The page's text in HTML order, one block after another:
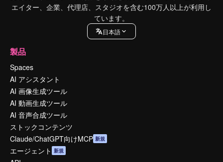
エイター、企業、代理店、スタジオを含む100万人以上が利用し
ています。
日本語
製品
Spaces
AI アシスタント
AI 画像生成ツール
AI 動画生成ツール
AI 音声合成ツール
ストックコンテンツ
Claude/ChatGPT向けMCP 新規
エージェント 新規